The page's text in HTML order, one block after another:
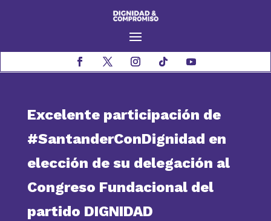
Excelente participación de
#SantanderConDignidad en
elección de su delegación al
Congreso Fundacional del
partido DIGNIDAD